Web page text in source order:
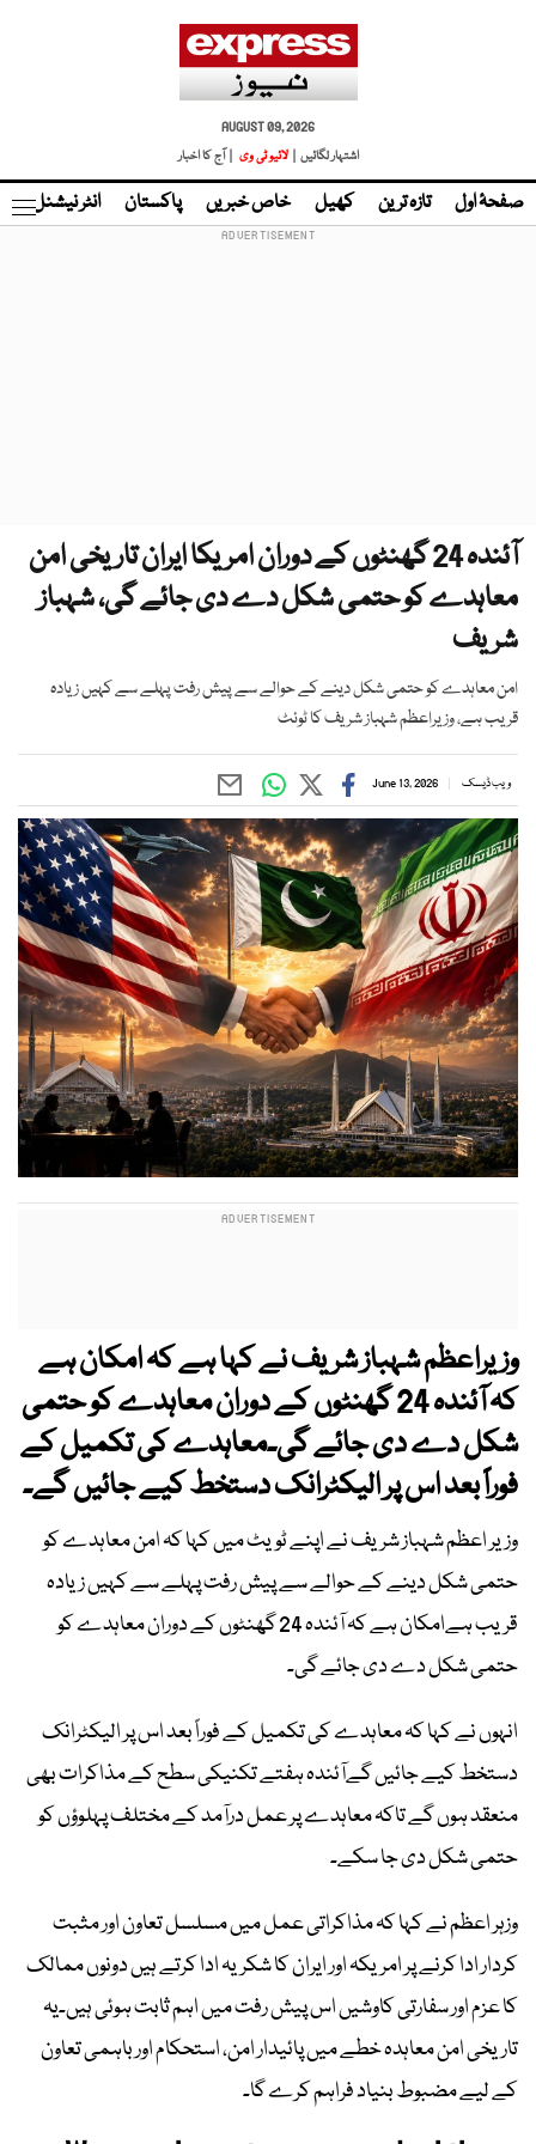
AUGUST 09, 2026
اشتہار لگائیں |
لائیو ٹی وی | آج کا اخبار
صفحۂ اول تازہ ترین کھیل خاص خبریں پاکستان انٹر نیشنل
آئندہ 24 گھنٹوں کے دوران امریکا ایران تاریخی امن
معاہدے کو حتمی شکل دے دی جائے گی، شہباز
شریف
امن معاہدے کو حتمی شکل دینے کے حوالے سے پیش رفت پہلے سے کہیں زیادہ
قریب ہے، وزیراعظم شہباز شریف کا ٹوئٹ
ویب ڈیسک June 13, 2026
وزیراعظم شہباز شریف نے کہا ہے کہ امکان ہے
کہ آئندہ 24 گھنٹوں کے دوران معاہدے کو حتمی
شکل دے دی جائے گی۔معاہدے کی تکمیل کے
فوراً بعد اس پر الیکٹرانک دستخط کیے جائیں گے۔
وزیر اعظم شہباز شریف نے اپنے ٹویٹ میں کہا کہ امن معاہدے کو
حتمی شکل دینے کے حوالے سے پیش رفت پہلے سے کہیں زیادہ
قریب ہےامکان ہے کہ آئندہ 24 گھنٹوں کے دوران معاہدے کو
حتمی شکل دے دی جائے گی۔
انہوں نے کہا کہ معاہدے کی تکمیل کے فوراً بعد اس پر الیکٹرانک
دستخط کیے جائیں گےآئندہ ہفتے تکنیکی سطح کے مذاکرات بھی
منعقد ہوں گے تاکہ معاہدے پر عمل درآمد کے مختلف پہلوؤں کو
حتمی شکل دی جا سکے۔
وزہر اعظم نے کہا کہ مذاکراتی عمل میں مسلسل تعاون اور مثبت
کردار ادا کرنے پر امریکہ اور ایران کا شکریہ ادا کرتے ہیں دونوں ممالک
کا عزم اور سفارتی کاوشیں اس پیش رفت میں اہم ثابت ہوئی ہیں۔یہ
تاریخی امن معاہدہ خطے میں پائیدار امن، استحکام اور باہمی تعاون
کے لیے مضبوط بنیاد فراہم کرے گا۔